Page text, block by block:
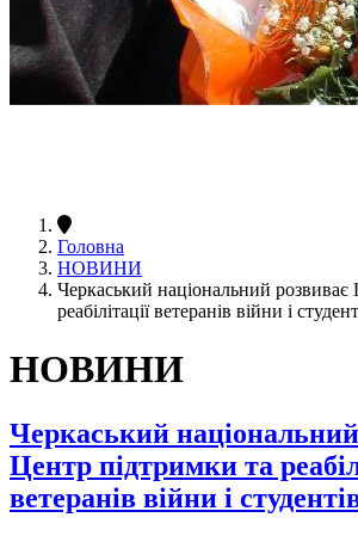
Головна
НОВИНИ
Черкаський національний розвиває
реабілітації ветеранів війни і
НОВИНИ
Черкаський
Центр підтримки та
ветеранів війни і